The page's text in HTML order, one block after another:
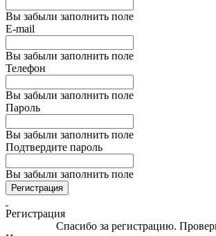
Вы забыли заполнить поле
E-mail
Вы забыли заполнить поле
Телефон
Вы забыли заполнить поле
Пароль
Вы забыли заполнить поле
Подтвердите пароль
Вы забыли заполнить поле
Регистрация
Регистрация
Спасибо за регистрацию.